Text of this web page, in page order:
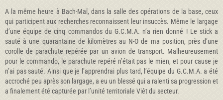
A la même heure à Bach-Maï, dans la salle des opérations de la base, ceux
qui participent aux recherches reconnaissent leur insuccès. Même le largage
d’une équipe de cinq commandos du G.C.M.A. n’a rien donné ! Le stick a
sauté à une quarantaine de kilomètres au N-O de ma position, près d’une
corolle de parachute repérée par un avion de transport. Malheureusement
pour le commando, le parachute repéré n’était pas le mien, et pour cause je
n’ai pas sauté. Ainsi que je l’apprendrai plus tard, l’équipe du G.C.M.A. a été
accroché peu après son largage, a eu un blessé qui a ralenti sa progression et
a finalement été capturée par l’unité territoriale Viêt du secteur.